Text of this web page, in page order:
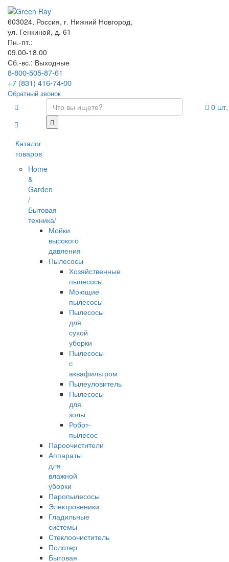
603024, Россия, г. Нижний Новгород,
ул. Генкиной, д. 61
Пн.-пт.:
09.00-18.00
Сб.-вс.: Выходные
8-800-505-87-61
+7 (831) 416-74-00
Обратный звонок
Каталог
товаров
Home
&
Garden
/
Бытовая
техника/
Мойки
высокого
давления
Пылесосы
Хозяйственные
пылесосы
Моющие
пылесосы
Пылесосы
для
сухой
уборки
Пылесосы
с
аквафильтром
Пылеуловитель
Пылесосы
для
золы
Робот-
пылесос
Пароочистители
Аппараты
для
влажной
уборки
Паропылесосы
Электровеники
Гладильные
системы
Стеклоочиститель
Полотер
Бытовая
0